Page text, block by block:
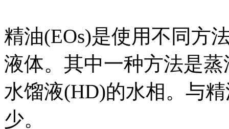
精油(EOs)是使用不同方
液体。其中一种方法是
水馏液(HD)的水相。与
少。